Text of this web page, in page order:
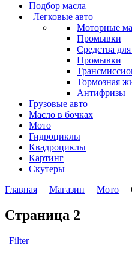
Подбор масла
Легковые авто
Моторные
Промывки
Средства
Промывки
Тормозная
Антифризы
Грузовые авто
Масло в бочках
Мото
Гидроциклы
Квадроциклы
Картинг
Скутеры
Главная
Магазин Мото
Страница 2
Filter